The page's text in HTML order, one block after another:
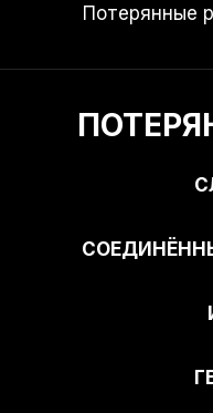
Потерянные